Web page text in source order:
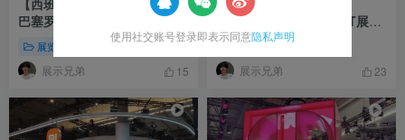
巴塞罗那通信展MWC 2026｜
MP4｜1080P｜100.98M
展览展会
展示兄弟 15
MWC2026 韩国电信SKT展台
｜MP4｜1080P｜105.67M
展览展会
展示兄弟 23
使用社交账号登录即表示同意隐私声明